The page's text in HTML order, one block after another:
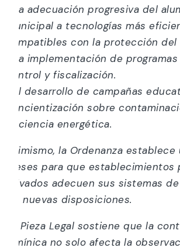
• La adecuación progresiva del
municipal a tecnologías más
compatibles con la protección
• La implementación de
control y fiscalización.
• El desarrollo de campañas
concientización sobre
eficiencia energética.
Asimismo, la Ordenanza
meses para que
privados adecuen sus sistemas
las nuevas disposiciones.
La Pieza Legal sostiene que la
lumínica no solo afecta la